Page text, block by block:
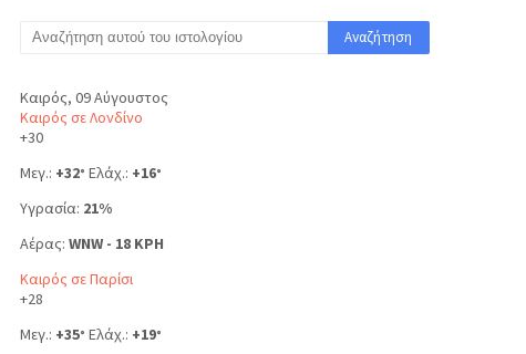
Καιρός, 09 Αύγουστος
Καιρός σε Λονδίνο
+30
Μεγ.: +32° Ελάχ.: +16°
Υγρασία: 21%
Αέρας: WNW - 18 KPH
Καιρός σε Παρίσι
+28
Μεγ.: +35° Ελάχ.: +19°